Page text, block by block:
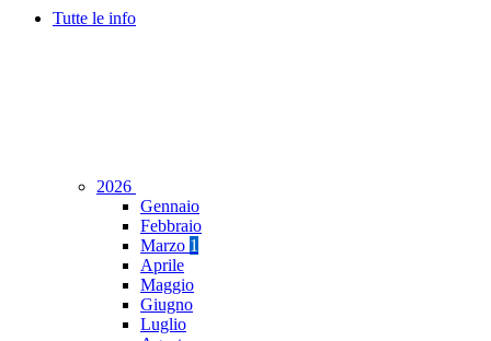
Tutte le info
2026
Gennaio
Febbraio
Marzo 1
Aprile
Maggio
Giugno
Luglio